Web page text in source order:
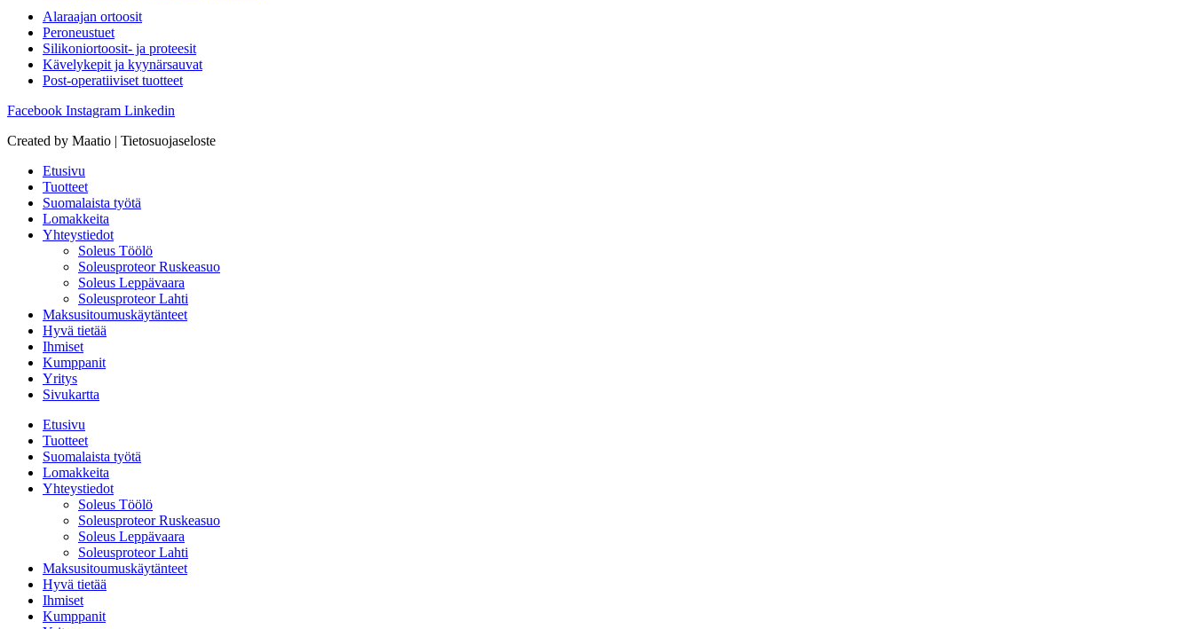
Alaraajan ortoosit
Peroneustuet
Silikoniortoosit- ja proteesit
Kävelykepit ja kyynärsauvat
Post-operatiiviset tuotteet
Facebook Instagram Linkedin
Created by Maatio | Tietosuojaseloste
Etusivu
Tuotteet
Suomalaista työtä
Lomakkeita
Yhteystiedot
Soleus Töölö
Soleusproteor Ruskeasuo
Soleus Leppävaara
Soleusproteor Lahti
Maksusitoumuskäytänteet
Hyvä tietää
Ihmiset
Kumppanit
Yritys
Sivukartta
Etusivu
Tuotteet
Suomalaista työtä
Lomakkeita
Yhteystiedot
Soleus Töölö
Soleusproteor Ruskeasuo
Soleus Leppävaara
Soleusproteor Lahti
Maksusitoumuskäytänteet
Hyvä tietää
Ihmiset
Kumppanit